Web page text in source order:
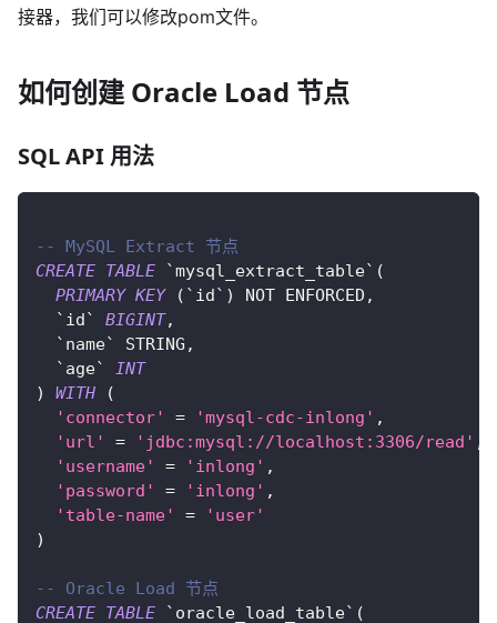
接器，我们可以修改pom文件。
如何创建 Oracle Load 节点
SQL API 用法
-- MySQL Extract 节点
CREATE TABLE `mysql_extract_table` (
PRIMARY KEY ( ` id` ) NOT ENFORCED ,
` id` BIGINT,
` name` STRING ,
` age`
INT
)
WITH
(
'connector'
= 'mysql-cdc-inlong' ,
'url'
= 'jdbc:mysql://localhost:3306/read' ,
'username'
= 'inlong' ,
'password'
= 'inlong' ,
'table-name'
=
'user'
)
-- Oracle Load 节点
CREATE TABLE ` oracle_load_table` (